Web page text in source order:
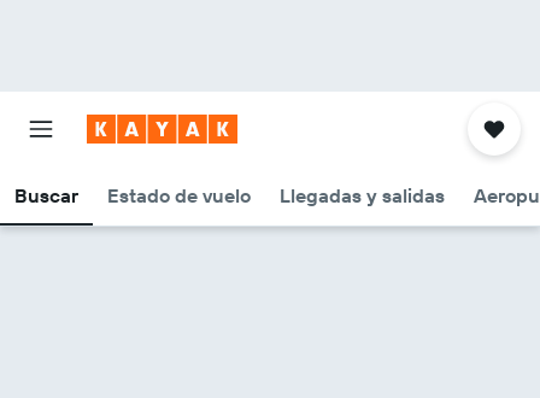
Buscar Estado de vuelo Llegadas y salidas